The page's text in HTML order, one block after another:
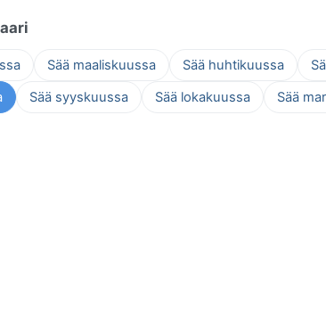
Sää maaliskuussa Sää huhtikuussa
Sää syyskuussa Sää lokakuussa Sää